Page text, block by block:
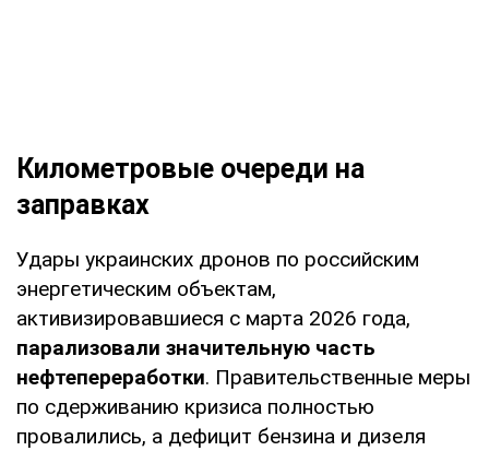
Километровые очереди на
заправках
Удары украинских дронов по российским
энергетическим объектам,
активизировавшиеся с марта 2026 года,
парализовали значительную часть
нефтепереработки. Правительственные меры
по сдерживанию кризиса полностью
провалились, а дефицит бензина и дизеля